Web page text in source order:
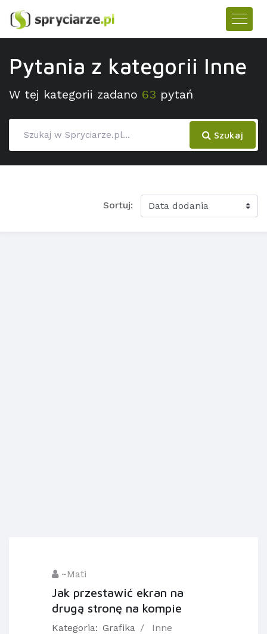
Pytania z kategorii Inne
W tej kategorii zadano 63 pytań
Szukaj
Sortuj:
~Mati
Jak przestawić ekran na
drugą stronę na kompie
Kategoria: Grafika Inne